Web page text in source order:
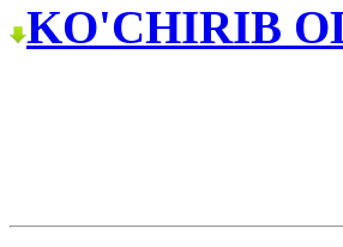
KO'CHIRIB